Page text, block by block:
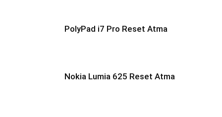
PolyPad i7 Pro Reset Atma
Nokia Lumia 625 Reset Atma